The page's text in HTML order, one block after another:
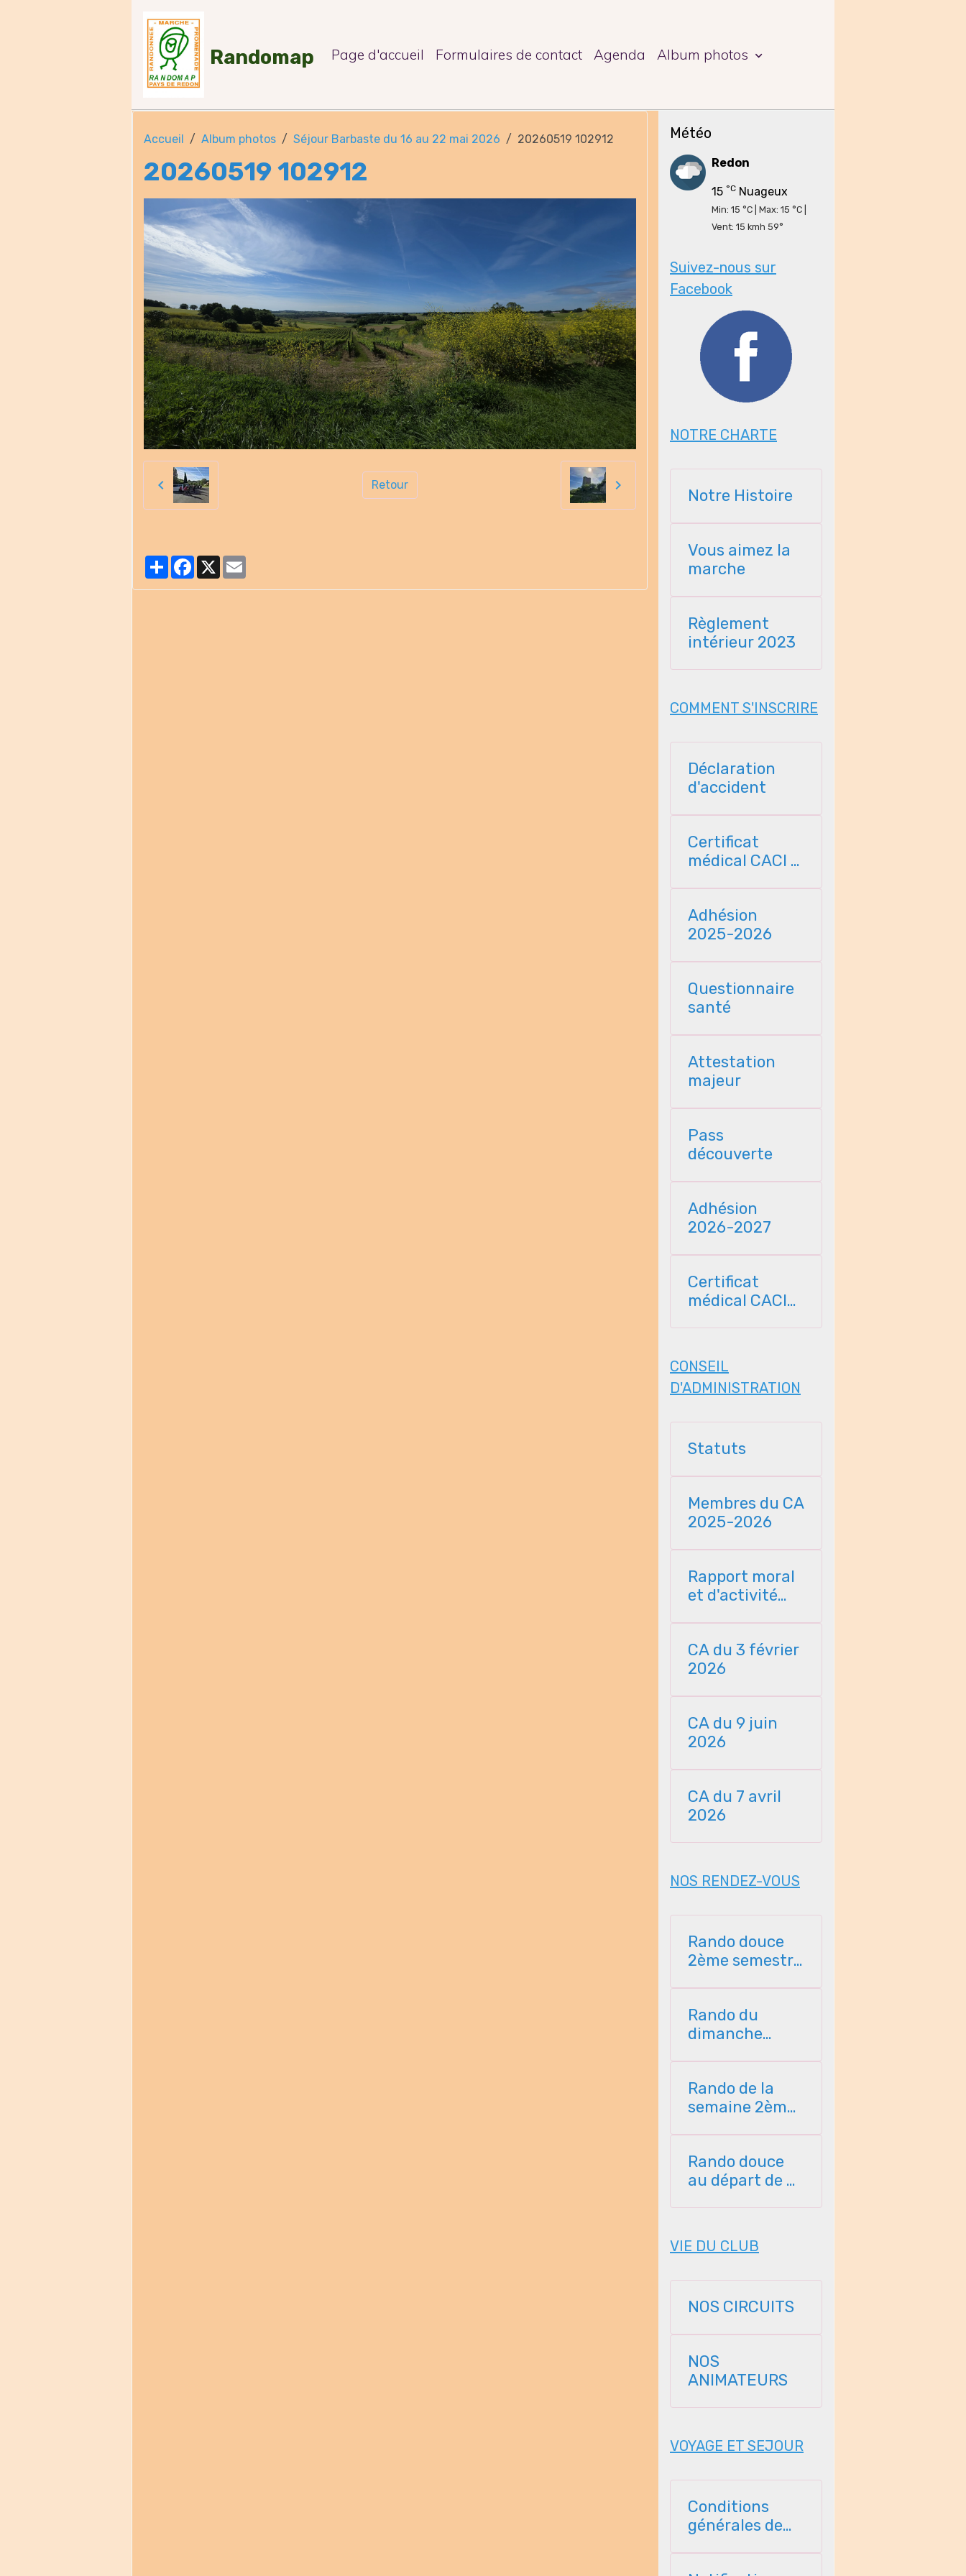
Randomap Page d'accueil Formulaires de contact Agenda Album photos
Accueil Album photos Séjour Barbaste du 16 au 22 mai 2026 20260519 102912
20260519 102912
Retour
PartagerFacebook
X
Météo
Redon
15 °C Nuageux
Min: 15 °C | Max: 15 °C |
Vent: 15 kmh 59°
Suivez-nous sur
Facebook
NOTRE CHARTE
Notre Histoire
Vous aimez la
marche
Règlement
intérieur 2023
COMMENT S'INSCRIRE
Déclaration
d'accident
Certificat
médical CACI -
Adhésion
2025-2026
Questionnaire
santé
Attestation
majeur
Pass
découverte
Adhésion
2026-2027
Certificat
médical CACI
CONSEIL
D'ADMINISTRATION
Statuts
Membres du CA
2025-2026
Rapport moral
et d'activité
CA du 3 février
2026
CA du 9 juin
2026
CA du 7 avril
2026
NOS RENDEZ-VOUS
Rando douce
2ème semestre
Rando du
dimanche
Rando de la
semaine 2ème
Rando douce
au départ de St
VIE DU CLUB
NOS CIRCUITS
NOS
ANIMATEURS
VOYAGE ET SEJOUR
Conditions
générales de